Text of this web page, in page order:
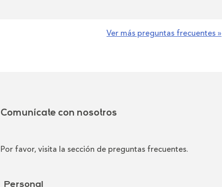
Ver más preguntas frecuentes »
Comunícate con nosotros
Por favor, visita la sección de preguntas frecuentes.
Personal